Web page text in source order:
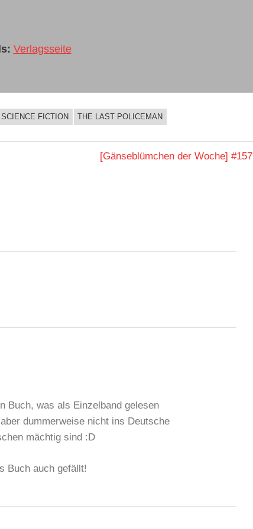
Verlagsseite
SCIENCE FICTION THE LAST POLICEMAN
Nächster
[Gänseblümchen der Woche] #157
Buch, was als Einzelband gelesen
dummerweise nicht ins Deutsche
mächtig sind :D
Buch auch gefällt!